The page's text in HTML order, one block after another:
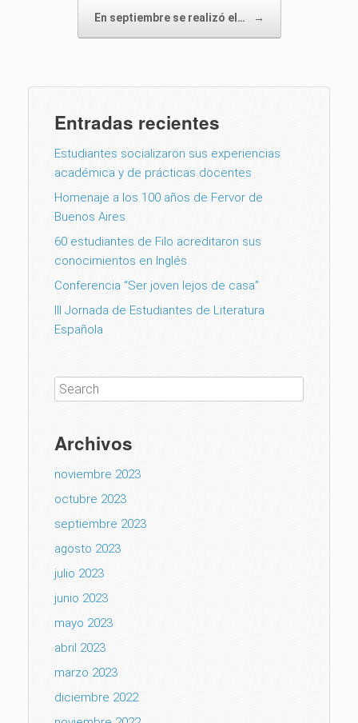
En septiembre se realizó el… →
Entradas recientes
Estudiantes socializaron sus experiencias
académica y de prácticas docentes
Homenaje a los 100 años de Fervor de
Buenos Aires
60 estudiantes de Filo acreditaron sus
conocimientos en Inglés
Conferencia “Ser joven lejos de casa”
III Jornada de Estudiantes de Literatura
Española
Archivos
noviembre 2023
octubre 2023
septiembre 2023
agosto 2023
julio 2023
junio 2023
mayo 2023
abril 2023
marzo 2023
diciembre 2022